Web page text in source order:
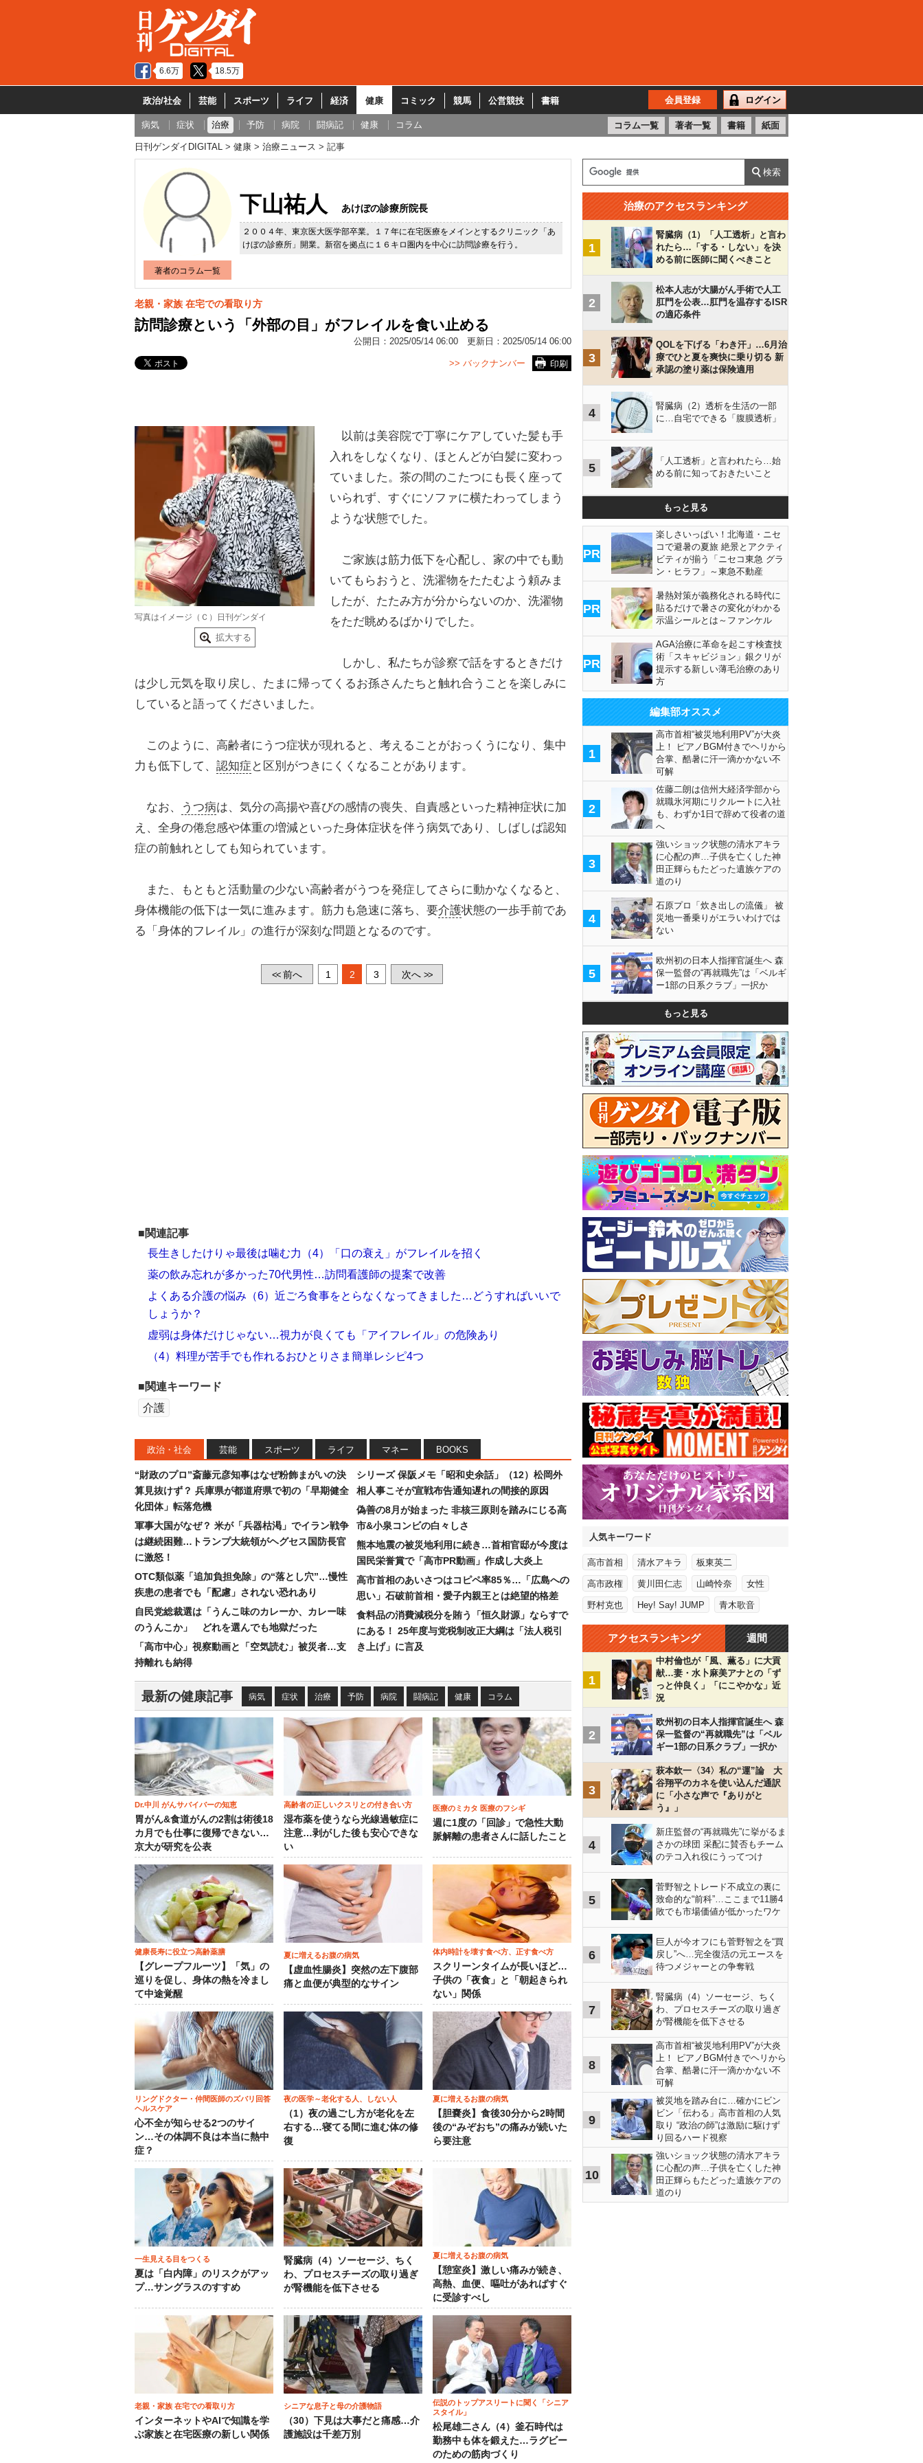
6.6万 18.5万
政治/社会 芸能 スポーツ ライフ 経済 健康 コミック 競馬 公営競技 書籍 会員登録 ログイン
病気 症状 治療 予防 病院 闘病記 健康 コラム コラム一覧 著者一覧 書籍 紙面
日刊ゲンダイDIGITAL 健康 治療ニュース 記事
著者のコラム一覧
下山祐人 あけぼの診療所院長
２００４年、東京医大医学部卒業。１７年に在宅医療をメインとするクリニック「あ
けぼの診療所」開業。新宿を拠点に１６キロ圏内を中心に訪問診療を行う。
老親・家族 在宅での看取り方
訪問診療という「外部の目」がフレイルを食い止める
公開日： 2025/05/14 06:00 更新日： 2025/05/14 06:00
印刷
>> バックナンバー
写真はイメージ（Ｃ）日刊ゲンダイ
拡大する
以前は美容院で丁寧にケアしていた髪も手
入れをしなくなり、ほとんどが白髪に変わっ
ていました。茶の間のこたつにも長く座って
いられず、すぐにソファに横たわってしまう
ような状態でした。
ご家族は筋力低下を心配し、家の中でも動
いてもらおうと、洗濯物をたたむよう頼みま
したが、たたみ方が分からないのか、洗濯物
をただ眺めるばかりでした。
しかし、私たちが診察で話をするときだけ
は少し元気を取り戻し、たまに帰ってくるお孫さんたちと触れ合うことを楽しみに
していると語ってくださいました。
このように、高齢者にうつ症状が現れると、考えることがおっくうになり、集中
力も低下して、 認知症 と区別がつきにくくなることがあります。
なお、 うつ病は、気分の高揚や喜びの感情の喪失、自責感といった精神症状に加
え、全身の倦怠感や体重の増減といった身体症状を伴う病気であり、しばしば認知
症の前触れとしても知られています。
また、もともと活動量の少ない高齢者がうつを発症してさらに動かなくなると、
身体機能の低下は一気に進みます。筋力も急速に落ち、要介護状態の一歩手前であ
る「身体的フレイル」の進行が深刻な問題となるのです。
<<前へ 1 2 3 次へ >>
■関連記事
長生きしたけりゃ最後は噛む力（4）「口の衰え」がフレイルを招く
薬の飲み忘れが多かった70代男性…訪問看護師の提案で改善
よくある介護の悩み（6）近ごろ食事をとらなくなってきました…どうすればいいで
しょうか？
虚弱は身体だけじゃない…視力が良くても「アイフレイル」の危険あり
（4）料理が苦手でも作れるおひとりさま簡単レシピ4つ
■関連キーワード
介護
政治・社会 芸能 スポーツ ライフ マネー BOOKS
“財政のプロ”斎藤元彦知事はなぜ粉飾まがいの決
算見抜けず？ 兵庫県が都道府県で初の「早期健全
化団体」転落危機
軍事大国がなぜ？ 米が「兵器枯渇」でイラン戦争
は継続困難…トランプ大統領がヘグセス国防長官
に激怒！
OTC類似薬「追加負担免除」の“落とし穴”…慢性
疾患の患者でも「配慮」されない恐れあり
自民党総裁選は「うんこ味のカレーか、カレー味
のうんこか」 どれを選んでも地獄だった
「高市中心」視察動画と「空気読む」被災者…支
持離れも納得
シリーズ 保阪メモ「昭和史余話」（12）松岡外
相人事こそが宣戦布告通知遅れの間接的原因
偽善の8月が始まった 非核三原則を踏みにじる高
市&小泉コンビの白々しさ
熊本地震の被災地利用に続き…首相官邸が今度は
国民栄誉賞で「高市PR動画」作成し大炎上
高市首相のあいさつはコピペ率85％…「広島への
思い」石破前首相・愛子内親王とは絶望的格差
食料品の消費減税分を賄う「恒久財源」ならすで
にある！ 25年度与党税制改正大綱は「法人税引
き上げ」に言及
最新の健康記事 病気 症状 治療 予防 病院 闘病記 健康 コラム
Dr.中川 がんサバイバーの知恵
胃がん&食道がんの2割は術後18
カ月でも仕事に復帰できない…
京大が研究を公表
高齢者の正しいクスリとの付き合い方
湿布薬を使うなら光線過敏症に
注意…剥がした後も安心できな
い
医療のミカタ 医療のフシギ
週に1度の「回診」で急性大動
脈解離の患者さんに話したこと
健康長寿に役立つ高齢薬膳
【グレープフルーツ】「気」の
巡りを促し、身体の熱を冷まし
て中途覚醒
夏に増えるお腹の病気
【虚血性腸炎】突然の左下腹部
痛と血便が典型的なサイン
体内時計を壊す食べ方、正す食べ方
スクリーンタイムが長いほど…
子供の「夜食」と「朝起きられ
ない」関係
リングドクター・仲間医師のズバリ回答
ヘルスケア
心不全が知らせる2つのサイ
ン…その体調不良は本当に熱中
症？
夜の医学～老化する人、しない人
（1）夜の過ごし方が老化を左
右する…寝てる間に進む体の修
復
夏に増えるお腹の病気
【胆嚢炎】食後30分から2時間
後の“みぞおち”の痛みが続いた
ら要注意
一生見える目をつくる
夏は「白内障」のリスクがアッ
プ…サングラスのすすめ
腎臓病（4）ソーセージ、ちく
わ、プロセスチーズの取り過ぎ
が腎機能を低下させる
夏に増えるお腹の病気
【憩室炎】激しい痛みが続き、
高熱、血便、嘔吐があればすぐ
に受診すべし
老親・家族 在宅での看取り方
インターネットやAIで知識を学
ぶ家族と在宅医療の新しい関係
シニアな息子と母の介護物語
（30）下見は大事だと痛感…介
護施設は千差万別
伝説のトップアスリートに聞く「シニア
スタイル」
松尾雄二さん（4）釜石時代は
勤務中も体を鍛えた…ラグビー
のための筋肉づくり
治療のアクセスランキング
1
腎臓病（1）「人工透析」と言わ
れたら…「する・しない」を決
める前に医師に聞くべきこと
2
松本人志が大腸がん手術で人工
肛門を公表…肛門を温存するISR
の適応条件
3
QOLを下げる「わき汗」…6月治
療でひと夏を爽快に乗り切る 新
承認の塗り薬は保険適用
4
腎臓病（2）透析を生活の一部
に…自宅でできる「腹膜透析」
5
「人工透析」と言われたら…始
める前に知っておきたいこと
もっと見る
PR
楽しさいっぱい！北海道・ニセ
コで避暑の夏旅 絶景とアクティ
ビティが揃う「ニセコ東急 グラ
ン・ヒラフ」～東急不動産
PR
暑熱対策が義務化される時代に
貼るだけで暑さの変化がわかる
示温シールとは～ファンケル
PR
AGA治療に革命を起こす検査技
術「スキャビジョン」銀クリが
提示する新しい薄毛治療のあり
方
編集部オススメ
1
高市首相“被災地利用PV”が大炎
上！ ピアノBGM付きでヘリから
合掌、酷暑に汗一滴かかない不
可解
2
佐藤二朗は信州大経済学部から
就職氷河期にリクルートに入社
も、わずか1日で辞めて役者の道
へ
3
強いショック状態の清水アキラ
に心配の声…子供を亡くした神
田正輝らもたどった遺族ケアの
道のり
4
石原プロ「炊き出しの流儀」 被
災地一番乗りがエラいわけでは
ない
5
欧州初の日本人指揮官誕生へ 森
保一監督の“再就職先”は「ベルギ
ー1部の日系クラブ」一択か
もっと見る
人気キーワード
高市首相 清水アキラ 板東英二
高市政権 黄川田仁志 山崎怜奈 女性
野村克也 Hey! Say! JUMP 青木歌音
アクセスランキング 週間
1
中村倫也が「風、薫る」に大貢
献…妻・水卜麻美アナとの「ず
っと仲良く」「にこやかな」近
況
2
欧州初の日本人指揮官誕生へ 森
保一監督の“再就職先”は「ベル
ギー1部の日系クラブ」一択か
3
萩本欽一〈34〉私の“運”論 大
谷翔平のカネを使い込んだ通訳
に「小さな声で『ありがと
う』」
4
新庄監督の“再就職先”に挙がるま
さかの球団 采配に賛否もチーム
のテコ入れ役にうってつけ
5
菅野智之トレード不成立の裏に
致命的な“前科”…ここまで11勝4
敗でも市場価値が低かったワケ
6
巨人が今オフにも菅野智之を“買
戻し”へ…完全復活の元エースを
待つメジャーとの争奪戦
7
腎臓病（4）ソーセージ、ちく
わ、プロセスチーズの取り過ぎ
が腎機能を低下させる
8
高市首相“被災地利用PV”が大炎
上！ ピアノBGM付きでヘリから
合掌、酷暑に汗一滴かかない不
可解
9
被災地を踏み台に…確かにビン
ビン「伝わる」高市首相の人気
取り “政治の師”は激励に駆けず
り回るハード視察
10
強いショック状態の清水アキラ
に心配の声…子供を亡くした神
田正輝らもたどった遺族ケアの
道のり